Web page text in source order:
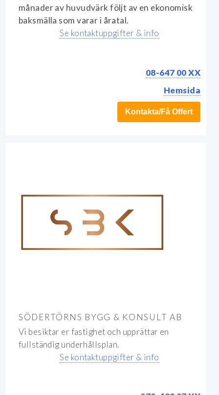
månader av huvudvärk följt av en ekonomisk
baksmälla som varar i åratal.
Se kontaktuppgifter & info
08-647 00 XX
Hemsida
Kontakta/Få Offert
SÖDERTÖRNS BYGG & KONSULT AB
Vi besiktar er fastighet och upprättar en
fullständig underhållsplan.
Se kontaktuppgifter & info